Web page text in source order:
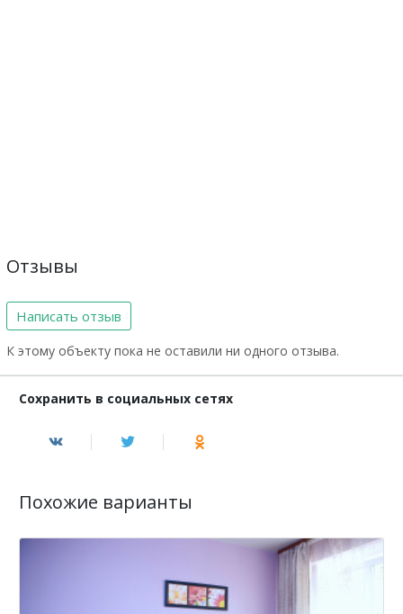
Отзывы
Написать отзыв
К этому объекту пока не оставили ни одного отзыва.
Сохранить в социальных сетях
Похожие варианты